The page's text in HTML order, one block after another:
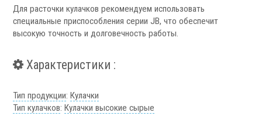
Мониторы УЦИ
Оптические линейки
Магнитные линейки
Комплекты УЦИ
Системы СОЖ
Для расточки кулачков рекомендуем использовать
специальные приспособления серии JB, что обеспечит
высокую точность и долговечность работы.
Характеристики :
Тип продукции:Кулачки
Тип кулачков:Кулачки высокие сырые